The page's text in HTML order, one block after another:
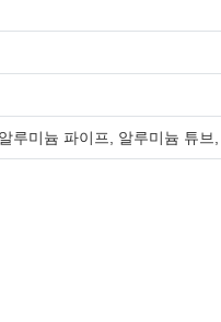
미늄 파이프, 알루미늄 튜